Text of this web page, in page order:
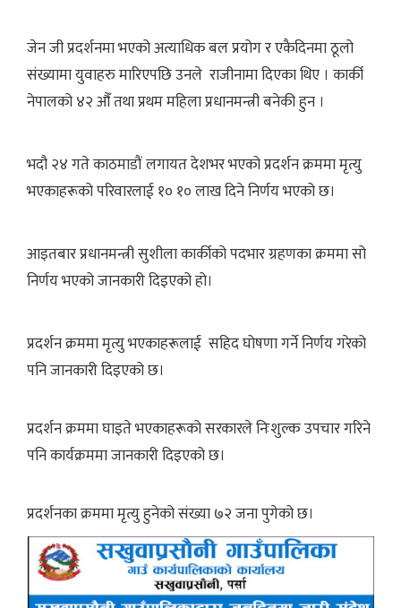
जेन जी प्रदर्शनमा भएको अत्याधिक बल प्रयोग र एकैदिनमा ठूलो
संख्यामा युवाहरु मारिएपछि उनले राजीनामा दिएका थिए । कार्की
नेपालको ४२ औँ तथा प्रथम महिला प्रधानमन्त्री बनेकी हुन ।
भदौ २४ गते काठमाडौं लगायत देशभर भएको प्रदर्शन क्रममा मृत्यु
भएकाहरूको परिवारलाई १० १० लाख दिने निर्णय भएको छ।
आइतबार प्रधानमन्त्री सुशीला कार्कीको पदभार ग्रहणका क्रममा सो
निर्णय भएको जानकारी दिइएको हो।
प्रदर्शन क्रममा मृत्यु भएकाहरूलाई सहिद घोषणा गर्ने निर्णय गरेको
पनि जानकारी दिइएको छ।
प्रदर्शन क्रममा घाइते भएकाहरूको सरकारले निःशुल्क उपचार गरिने
पनि कार्यक्रममा जानकारी दिइएको छ।
प्रदर्शनका क्रममा मृत्यु हुनेको संख्या ७२ जना पुगेको छ।